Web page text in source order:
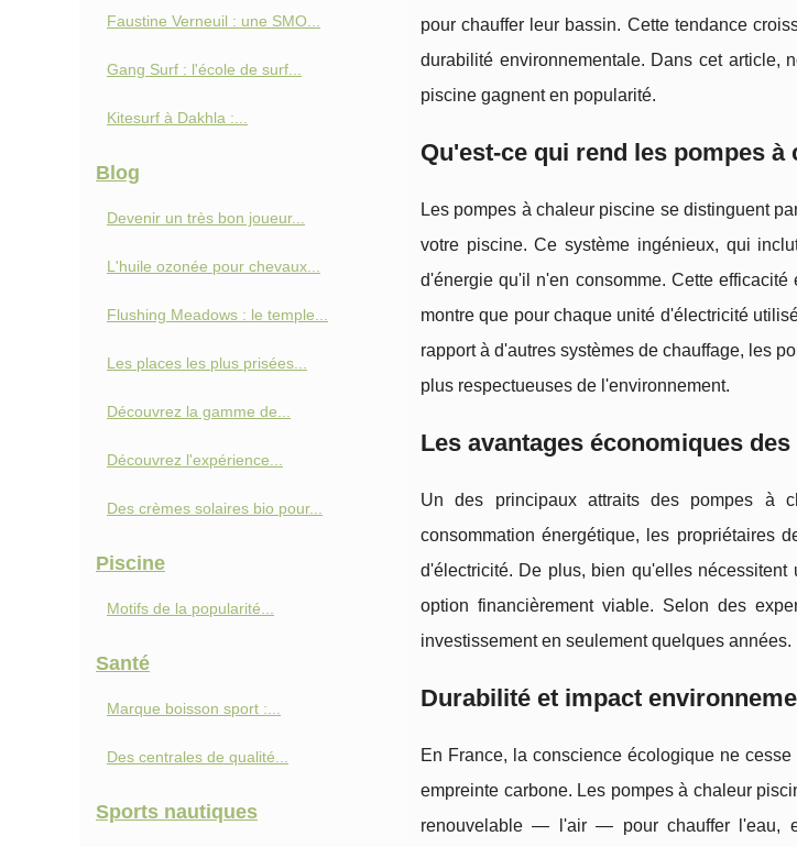
pour chauffer leur bassin. Cette tendance
durabilité environnementale. Dans cet article,
piscine gagnent en popularité.
Qu'est-ce qui rend les pompes
Les pompes à chaleur piscine se distinguent
votre piscine. Ce système ingénieux, qui
d'énergie qu'il n'en consomme. Cette
montre que pour chaque unité d'électricité
rapport à d'autres systèmes de chauffage, les
plus respectueuses de l'environnement.
Les avantages économiques
Un des principaux attraits des pompes à
consommation énergétique, les propriétaires
d'électricité. De plus, bien qu'elles
option financièrement viable. Selon des
investissement en seulement quelques années.
Durabilité et impact
En France, la conscience écologique ne
empreinte carbone. Les pompes à chaleur
renouvelable — l'air — pour chauffer l'eau,
Faustine Verneuil : une SMO...
Gang Surf : l'école de surf...
Kitesurf à Dakhla :...
Blog
Devenir un très bon joueur...
L'huile ozonée pour chevaux...
Flushing Meadows : le temple...
Les places les plus prisées...
Découvrez la gamme de...
Découvrez l'expérience...
Des crèmes solaires bio pour...
Piscine
Motifs de la popularité...
Santé
Marque boisson sport :...
Des centrales de qualité...
Sports nautiques